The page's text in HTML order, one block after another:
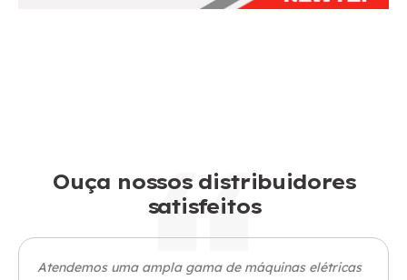
Ouça nossos distribuidores
satisfeitos
Atendemos uma ampla gama de máquinas elétricas